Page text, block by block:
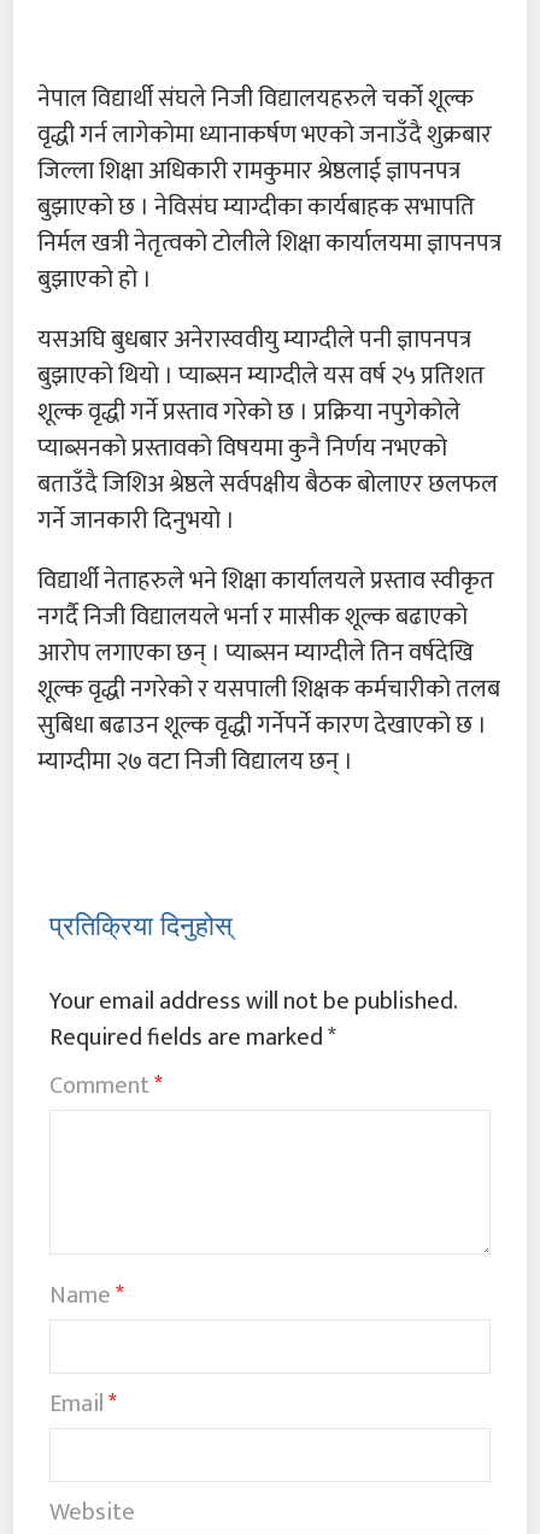
नेपाल विद्यार्थी संघले निजी विद्यालयहरुले चर्को शूल्क
वृद्धी गर्न लागेकोमा ध्यानाकर्षण भएको जनाउँदै शुक्रबार
जिल्ला शिक्षा अधिकारी रामकुमार श्रेष्ठलाई ज्ञापनपत्र
बुझाएको छ । नेविसंघ म्याग्दीका कार्यबाहक सभापति
निर्मल खत्री नेतृत्वको टोलीले शिक्षा कार्यालयमा ज्ञापनपत्र
बुझाएको हो ।
यसअघि बुधबार अनेरास्ववीयु म्याग्दीले पनी ज्ञापनपत्र
बुझाएको थियो । प्याब्सन म्याग्दीले यस वर्ष २५ प्रतिशत
शूल्क वृद्धी गर्ने प्रस्ताव गरेको छ । प्रक्रिया नपुगेकोले
प्याब्सनको प्रस्तावको विषयमा कुनै निर्णय नभएको
बताउँदै जिशिअ श्रेष्ठले सर्वपक्षीय बैठक बोलाएर छलफल
गर्ने जानकारी दिनुभयो ।
विद्यार्थी नेताहरुले भने शिक्षा कार्यालयले प्रस्ताव स्वीकृत
नगर्दै निजी विद्यालयले भर्ना र मासीक शूल्क बढाएको
आरोप लगाएका छन् । प्याब्सन म्याग्दीले तिन वर्षदेखि
शूल्क वृद्धी नगरेको र यसपाली शिक्षक कर्मचारीको तलब
सुबिधा बढाउन शूल्क वृद्धी गर्नेपर्ने कारण देखाएको छ ।
म्याग्दीमा २७ वटा निजी विद्यालय छन् ।
प्रतिक्रिया दिनुहोस्
Your email address will not be published.
Required fields are marked*
Comment*
Name*
Email*
Website